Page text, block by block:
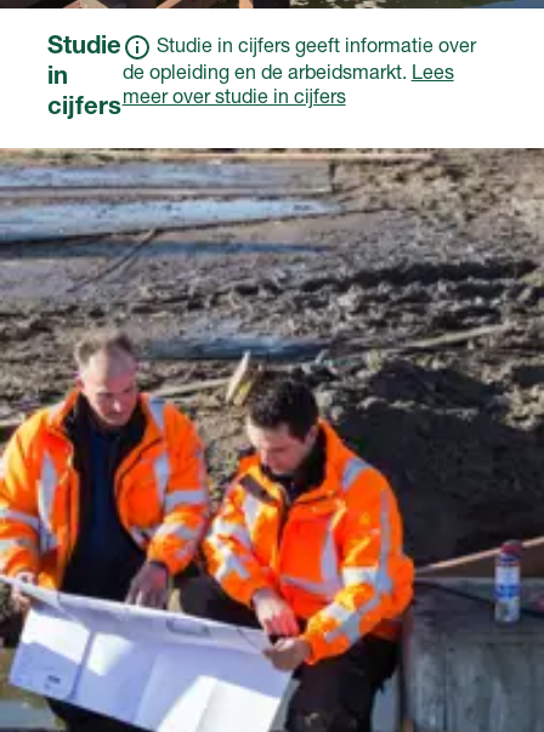
Studie
in
cijfers
Studie in cijfers geeft informatie over
de opleiding en de arbeidsmarkt. Lees
meer over studie in cijfers